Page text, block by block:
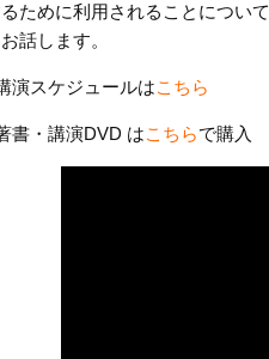
ために利用されることについて
話します。
演スケジュールはこちら
書・講演DVD はこちらで購入